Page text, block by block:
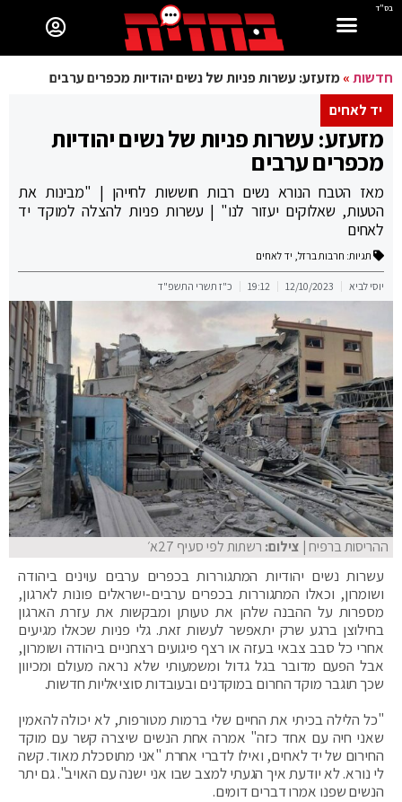
בס"ד
חדשות»מזעזע: עשרות פניות של נשים יהודיות מכפרים ערבים
יד לאחים
מזעזע: עשרות פניות של נשים יהודיות
מכפרים ערבים
מאז הטבח הנורא נשים רבות חוששות לחייהן | "מבינות את
הטעות, שאלוקים יעזור לנו" | עשרות פניות להצלה למוקד יד
לאחים
תגיות: חרבות ברזל, יד לאחים
יוסי לביא 12/10/2023
19:12 כ"ז תשרי התשפ"ד
ההריסות ברפיח| צילום: רשתות לפי סעיף 27א׳
עשרות נשים יהודיות המתגוררות בכפרים ערבים עוינים ביהודה
ושומרון, וכאלו המתגוררות בכפרים ערבים-ישראלים פונות לארגון,
מספרות על ההבנה שלהן את טעותן ומבקשות את עזרת הארגון
בחילוצן ברגע שרק יתאפשר לעשות זאת. גלי פניות שכאלו מגיעים
אחרי כל סבב צבאי בעזה או רצף פיגועים רצחניים ביהודה ושומרון,
אבל הפעם מדובר בגל גדול ומשמעותי שלא נראה מעולם ומכיוון
שכך תוגבר מוקד החרום במוקדנים ובעובדות סוציאליות חדשות.
"כל הלילה בכיתי את החיים שלי ברמות מטורפות, לא יכולה להאמין
שאני חיה עם אחד כזה" אמרה אחת הנשים שיצרה קשר עם מוקד
החירום של יד לאחים, ואילו לדברי אחרת "אני מתוסכלת מאוד. קשה
לי נורא. לא יודעת איך הגעתי למצב שבו אני ישנה עם האויב". גם יתר
הנשים שפנו אמרו דברים דומים.